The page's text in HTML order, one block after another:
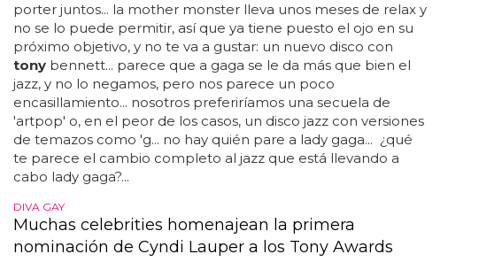
porter juntos... la mother monster lleva unos meses de relax y
no se lo puede permitir, así que ya tiene puesto el ojo en su
próximo objetivo, y no te va a gustar: un nuevo disco con
tonybennett... parece que a gaga se le da más que bien el
jazz, y no lo negamos, pero nos parece un poco
encasillamiento... nosotros preferiríamos una secuela de
'artpop' o, en el peor de los casos, un disco jazz con versiones
de temazos como 'g... no hay quién pare a lady gaga... ¿qué
te parece el cambio completo al jazz que está llevando a
cabo lady gaga?...
DIVA GAY
Muchas celebrities homenajean la primera
nominación de Cyndi Lauper a los Tony Awards